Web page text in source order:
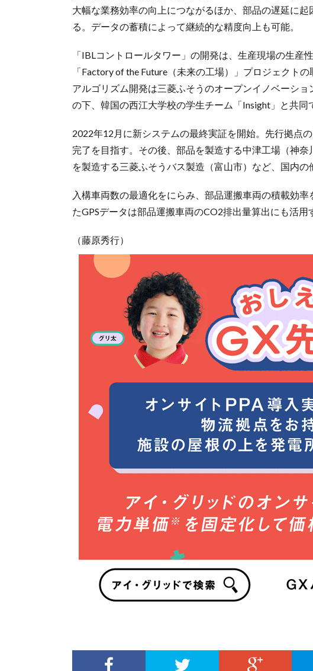
大幅な業務効率の向上につながるほか、部品の遅延に
る。データの蓄積によって継続的な精度向上も可能。
「IBLコントロールタワー」の開発は、生産現場の生産
「Factory of the Future（未来の工場）」プロジェクト
アルゴリズム開発は三菱ふそうのオープンイノベーショ
の下、韓国の西江大学校の学生チーム「Insight」と共同
2022年12月に新システムの最終実証を開始。先行拠点
完了を目指す。その後、部品を製造する中津工場（神
を製造する三菱ふそうバス製造（富山市）など、国内の
入構車両数の最適化をにらみ、部品運搬車両の積載効
たGPSデータは部品運搬車両のCO2排出量算出にも活用
（藤原秀行）